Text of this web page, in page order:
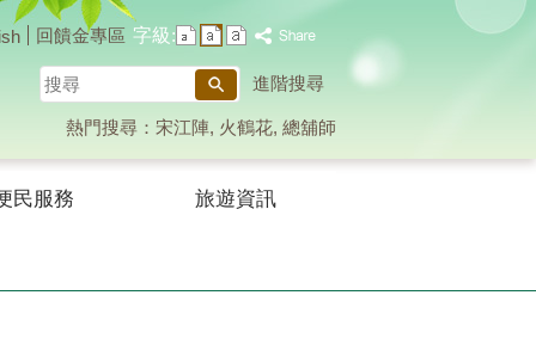
回饋金專區 字級:
搜
尋
進階搜尋
熱門搜尋： 宋江陣 火鶴花 總舖師
民服務 旅遊資訊